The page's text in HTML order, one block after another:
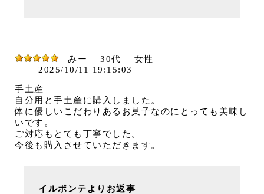
みー 30代
女性
2025/10/11 19:15:03
手土産
自分用と手土産に購入しました。
体に優しいこだわりあるお菓子なのにとっても美味し
いです。
ご対応もとても丁寧でした。
今後も購入させていただきます。
イルポンテよりお返事